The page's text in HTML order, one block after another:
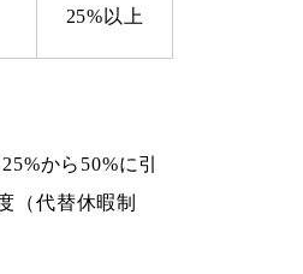
25%以上
から50%に引
（代替休暇制